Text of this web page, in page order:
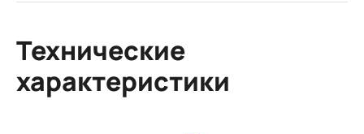
Технические
характеристики